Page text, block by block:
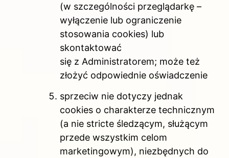
(w szczególności przeglądarkę –
wyłączenie lub ograniczenie
stosowania cookies) lub
skontaktować
się z Administratorem; może też
złożyć odpowiednie oświadczenie
sprzeciw nie dotyczy jednak
cookies o charakterze technicznym
(a nie stricte śledzącym, służącym
przede wszystkim celom
marketingowym), niezbędnych do